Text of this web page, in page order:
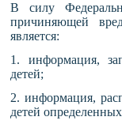
В силу
причиняющей
является:
1. информация,
детей;
2. информация,
детей